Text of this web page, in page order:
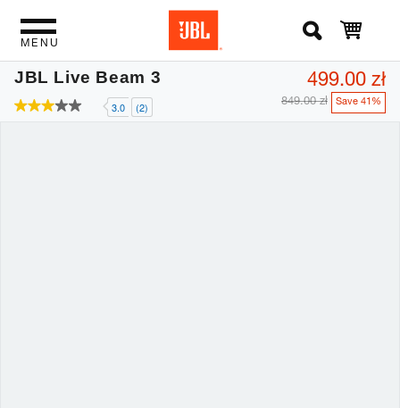
MENU
JBL Live Beam 3
3.0 (2)
499.00 zł
849.00 zł Save 41%